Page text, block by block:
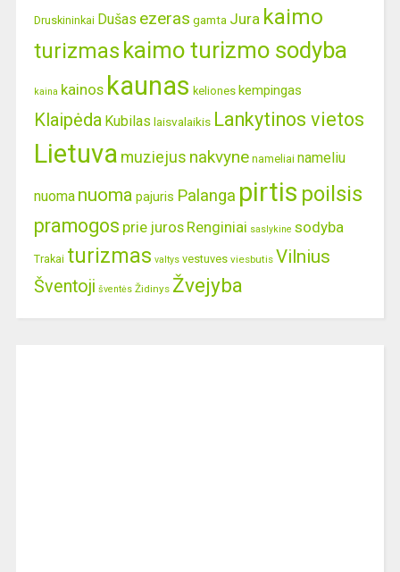
Druskininkai Dušas ezeras gamta Jura kaimo
turizmas kaimo turizmo sodyba
kaina kainos kaunas keliones kempingas
Klaipėda Kubilas laisvalaikis Lankytinos vietos
Lietuva muziejus nakvyne nameliai nameliu
nuoma nuoma pajuris Palanga pirtis poilsis
pramogos prie juros Renginiai saslykine sodyba
Trakai turizmas valtys vestuves viesbutis Vilnius
Šventoji šventės Židinys Žvejyba